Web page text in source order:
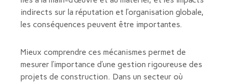
indirects sur la réputation et l’organisation globale,
les conséquences peuvent être importantes.
Mieux comprendre ces mécanismes permet de
mesurer l’importance d’une gestion rigoureuse des
projets de construction. Dans un secteur où